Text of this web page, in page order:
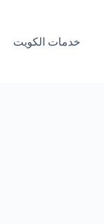
خدمات الكويت